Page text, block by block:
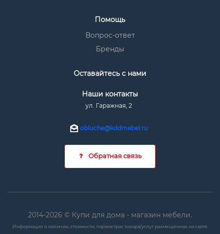
Помощь
Вопрос-ответ
Бренды
Оставайтесь с нами
Наши контакты
ул. Гаражная, 2
obluche@kddmebel.ru
Обратная связь
2014-2026 © Купи для дома - магазин мебели.
Информация о наличии, стоимости, параметрах товара/услуг размещённая на сайте